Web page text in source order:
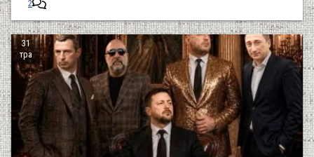
2
31
тра